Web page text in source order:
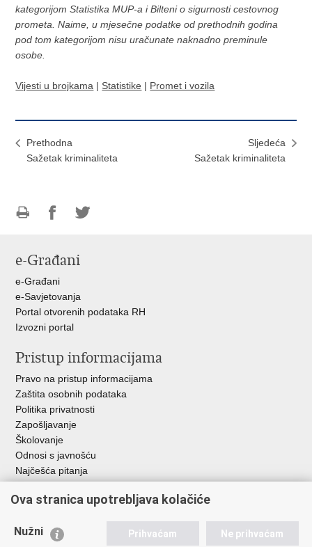
kategorijom Statistika MUP-a i Bilteni o sigurnosti cestovnog
prometa. Naime, u mjesečne podatke od prethodnih godina
pod tom kategorijom nisu uračunate naknadno preminule
osobe.
Vijesti u brojkama | Statistike | Promet i vozila
Prethodna
Sažetak kriminaliteta
Sljedeća
Sažetak kriminaliteta
FacebookuTwitteru
e-Građani
e-Građani
e-Savjetovanja
Portal otvorenih podataka RH
Izvozni portal
Pristup informacijama
Pravo na pristup informacijama
Zaštita osobnih podataka
Politika privatnosti
Zapošljavanje
Školovanje
Odnosi s javnošću
Najčešća pitanja
Važne poveznice
EMN Nacionalna kontaktna točka za Republiku Hrvatsku
Ova stranica upotrebljava kolačiće
Nužni Prihvaćam Ne prihvaćam